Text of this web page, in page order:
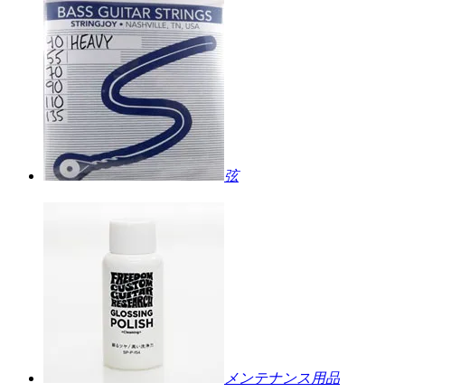
弦
メンテナンス用品